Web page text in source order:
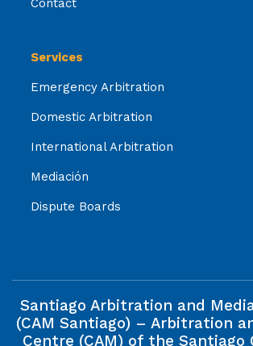
Contact
Services
Emergency Arbitration
Domestic Arbitration
International Arbitration
Mediación
Dispute Boards
Santiago Arbitration and
(CAM Santiago) – Arbitration
Centre (CAM) of the Santiago